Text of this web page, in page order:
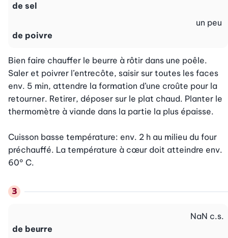
de sel
de poivre
un peu
Bien faire chauffer le beurre à rôtir dans une poêle.
Saler et poivrer l’entrecôte, saisir sur toutes les faces
env. 5 min, attendre la formation d’une croûte pour la
retourner. Retirer, déposer sur le plat chaud. Planter le
thermomètre à viande dans la partie la plus épaisse.
Cuisson basse température: env. 2 h au milieu du four
préchauffé. La température à cœur doit atteindre env.
60° C.
de beurre
NaN c.s.